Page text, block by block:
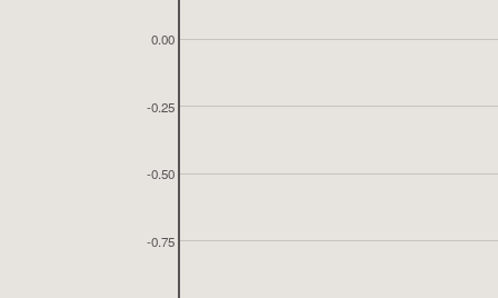
-0.75
-0.50
-0.25
0.00